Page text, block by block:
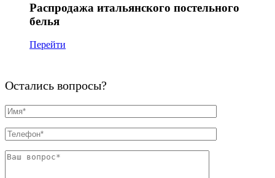
Распродажа итальянского постельного
белья
Перейти
Остались вопросы?